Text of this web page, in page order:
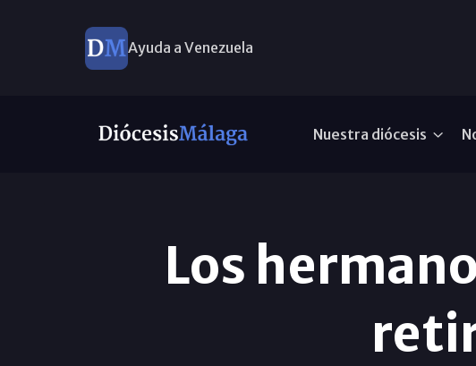
Ayuda a Venezuela
Nuestra diócesis
Los